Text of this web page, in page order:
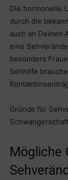
Die hormonelle
durch die
auch an Deinen
eine
besonders
Sehhilfe
Gründe für
Mögliche